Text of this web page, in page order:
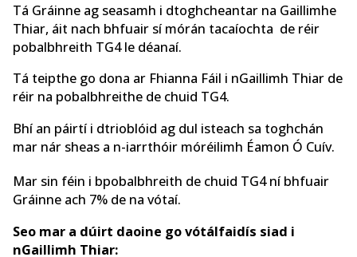
Tá Gráinne ag seasamh i dtoghcheantar na Gaillimhe
Thiar, áit nach bhfuair sí mórán tacaíochta de réir
pobalbhreith TG4 le déanaí.
Tá teipthe go dona ar Fhianna Fáil i nGaillimh Thiar de
réir na pobalbhreithe de chuid TG4.
Bhí an páirtí i dtrioblóid ag dul isteach sa toghchán
mar nár sheas a n-iarrthóir móréilimh Éamon Ó Cuív.
Mar sin féin i bpobalbhreith de chuid TG4 ní bhfuair
Gráinne ach 7% de na vótaí.
Seo mar a dúirt daoine go vótálfaidís siad i
nGaillimh Thiar: